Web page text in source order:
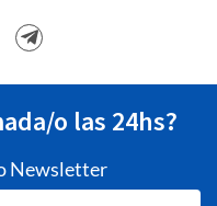
o las 24hs?
Newsletter